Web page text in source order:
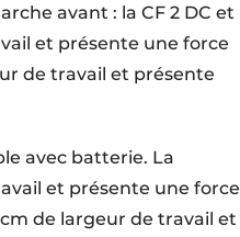
avant : la CF 2 DC et
et présente une force
de travail et présente
avec batterie. La
et présente une force
de largeur de travail et